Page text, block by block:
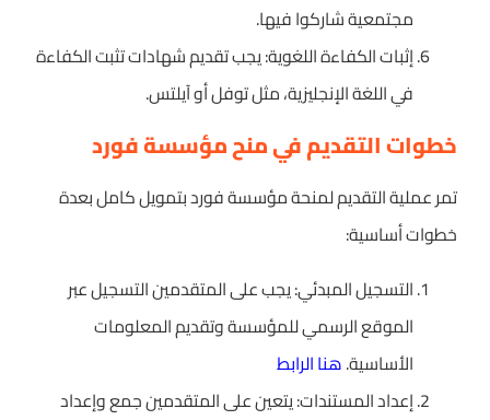
مجتمعية شاركوا فيها.
إثبات الكفاءة اللغوية: يجب تقديم شهادات تثبت الكفاءة
في اللغة الإنجليزية، مثل توفل أو آيلتس.
خطوات التقديم في منح مؤسسة فورد
تمر عملية التقديم لمنحة مؤسسة فورد بتمويل كامل بعدة
خطوات أساسية:
التسجيل المبدئي: يجب على المتقدمين التسجيل عبر
الموقع الرسمي للمؤسسة وتقديم المعلومات
الأساسية.هنا الرابط
إعداد المستندات: يتعين على المتقدمين جمع وإعداد